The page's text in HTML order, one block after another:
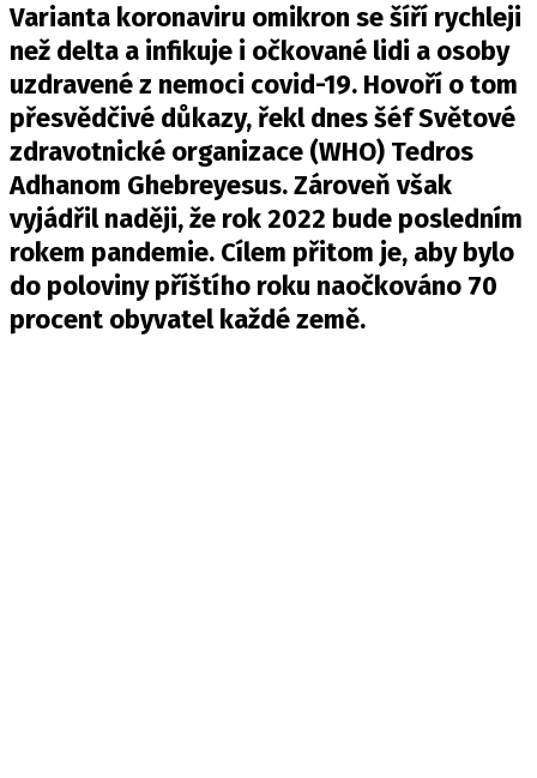
KONTAKT
VYDAVATEL
INZERCE
OSOBNÍ ÚDAJE / COOKIES
VOLNÁ MÍSTA
Provozovatelem serveru newsbox.cz je
INCORP MEDIA GROUP s.r.o., IČ: 118 23 054
Varianta koronaviru omikron se šíří rychleji
než delta a infikuje i očkované lidi a osoby
uzdravené z nemoci covid-19. Hovoří o tom
přesvědčivé důkazy, řekl dnes šéf Světové
zdravotnické organizace (WHO) Tedros
Adhanom Ghebreyesus. Zároveň však
vyjádřil naději, že rok 2022 bude posledním
rokem pandemie. Cílem přitom je, aby bylo
do poloviny příštího roku naočkováno 70
procent obyvatel každé země.